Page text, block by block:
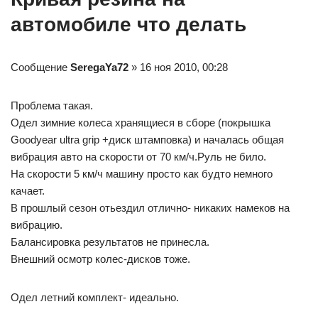
автомобиле что делать
Сообщение SeregaYa72 » 16 ноя 2010, 00:28
Проблема такая.
Одел зимние колеса хранящиеся в сборе (покрышка
Goodyear ultra grip +диск штамповка) и началась общая
вибрация авто на скорости от 70 км/ч.Руль не било.
На скорости 5 км/ч машину просто как будто немного
качает.
В прошлый сезон отьездил отлично- никаких намеков на
вибрацию.
Балансировка результатов не принесла.
Внешний осмотр колес-дисков тоже.
Одел летний комплект- идеально.